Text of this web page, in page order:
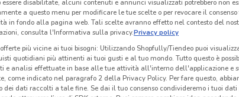
essere disabilitate, alcuni contenuti e annunci visualizzati potrebbero non
a questo menu per modificare le tue scelte o per revocare il
in fondo alla pagina web. Tali scelte avranno effetto nel contesto del
consulta l'Informativa sulla privacy.Privacy policy
più vicine ai tuoi bisogni: Utilizzando Shopfully/Tiendeo puoi
quotidiani più attinenti ai tuoi gusti e al tuo mondo. Tutto questo è
e analisi effettuate in base alle tue attività all'interno dell'applicazione e
come indicato nel paragrafo 2 della Privacy Policy. Per fare questo,
dei dati raccolti a tale fine. Se dai il tuo consenso condivideremo i tuoi dati